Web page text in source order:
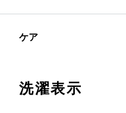
ケア
洗濯表示